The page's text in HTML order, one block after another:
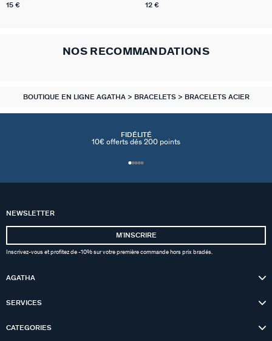
15 € 12 €
NOS RECOMMANDATIONS
BOUTIQUE EN LIGNE AGATHA BRACELETS BRACELETS ACIER
FIDÉLITÉ
10€ offerts dés 200 points
NEWSLETTER
MʼINSCRIRE
Inscrivez-vous et profitez de -10% sur votre première commande hors prix bradés.
AGATHA
SERVICES
CATEGORIES